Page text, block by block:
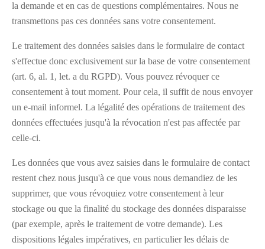
la demande et en cas de questions complémentaires. Nous ne
transmettons pas ces données sans votre consentement.
Le traitement des données saisies dans le formulaire de contact
s'effectue donc exclusivement sur la base de votre consentement
(art. 6, al. 1, let. a du RGPD). Vous pouvez révoquer ce
consentement à tout moment. Pour cela, il suffit de nous envoyer
un e-mail informel. La légalité des opérations de traitement des
données effectuées jusqu'à la révocation n'est pas affectée par
celle-ci.
Les données que vous avez saisies dans le formulaire de contact
restent chez nous jusqu'à ce que vous nous demandiez de les
supprimer, que vous révoquiez votre consentement à leur
stockage ou que la finalité du stockage des données disparaisse
(par exemple, après le traitement de votre demande). Les
dispositions légales impératives, en particulier les délais de